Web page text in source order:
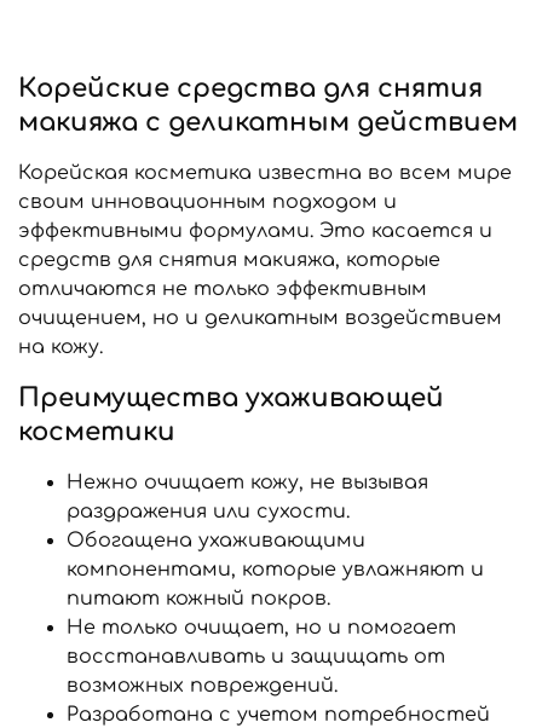
Корейские средства для снятия
макияжа с деликатным действием
Корейская косметика известна во всем мире
своим инновационным подходом и
эффективными формулами. Это касается и
средств для снятия макияжа, которые
отличаются не только эффективным
очищением, но и деликатным воздействием
на кожу.
Преимущества ухаживающей
косметики
Нежно очищает кожу, не вызывая
раздражения или сухости.
Обогащена ухаживающими
компонентами, которые увлажняют и
питают кожный покров.
Не только очищает, но и помогает
восстанавливать и защищать от
возможных повреждений.
Разработана с учетом потребностей